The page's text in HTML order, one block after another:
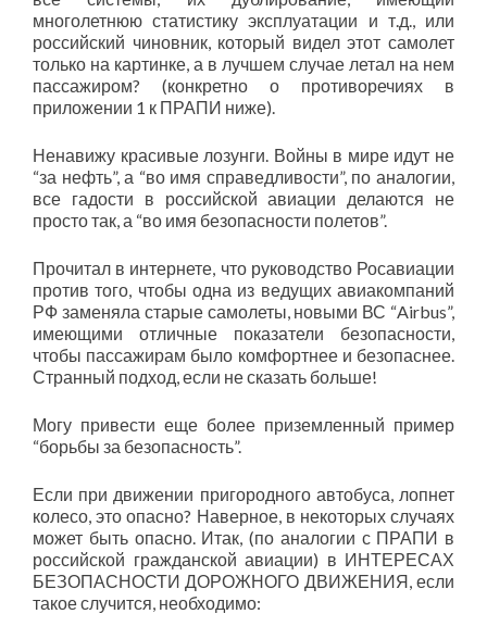
многолетнюю статистику эксплуатации и т.д., или
российский чиновник, который видел этот самолет
только на картинке, а в лучшем случае летал на нем
пассажиром? (конкретно о противоречиях в
приложении 1 к ПРАПИ ниже).
Ненавижу красивые лозунги. Войны в мире идут не
“за нефть”, а “во имя справедливости”, по аналогии,
все гадости в российской авиации делаются не
просто так, а “во имя безопасности полетов”.
Прочитал в интернете, что руководство Росавиации
против того, чтобы одна из ведущих авиакомпаний
РФ заменяла старые самолеты, новыми ВС “Airbus”,
имеющими отличные показатели безопасности,
чтобы пассажирам было комфортнее и безопаснее.
Странный подход, если не сказать больше!
Могу привести еще более приземленный пример
“борьбы за безопасность”.
Если при движении пригородного автобуса, лопнет
колесо, это опасно? Наверное, в некоторых случаях
может быть опасно. Итак, (по аналогии с ПРАПИ в
российской гражданской авиации) в ИНТЕРЕСАХ
БЕЗОПАСНОСТИ ДОРОЖНОГО ДВИЖЕНИЯ, если
такое случится, необходимо: